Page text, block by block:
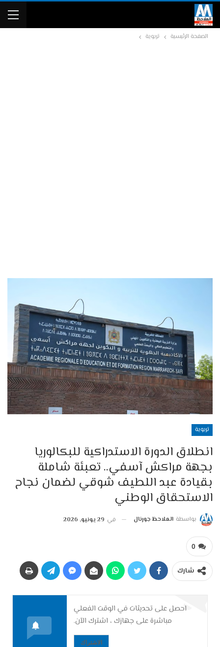
الصفحة الرئيسية تربوية
تربوية
انطلاق الدورة الاستدراكية للبكالوريا
بجهة مراكش آسفي.. تعبئة شاملة
بقيادة عبد اللطيف شوقي لضمان نجاح
الاستحقاق الوطني
بواسطة الملاحظ جورنال في 29 يونيو, 2026
0
شارك
احصل على تحديثات في الوقت الفعلي
مباشرة على جهازك ، اشترك الآن.
الاشتراك